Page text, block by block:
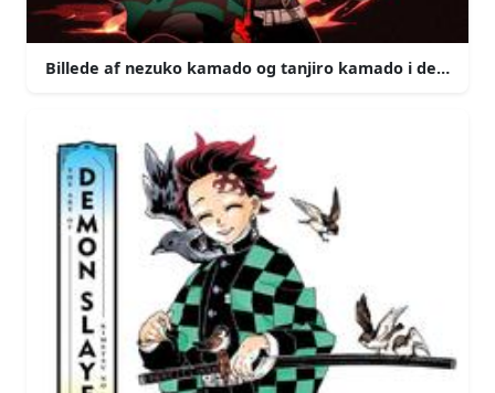
Billede af nezuko kamado og tanjiro kamado i demon